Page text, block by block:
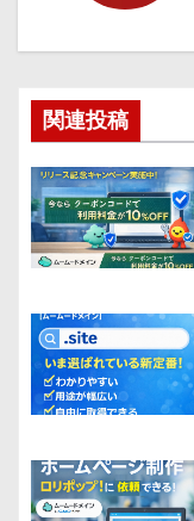
シ
ョ
ン
関連投稿